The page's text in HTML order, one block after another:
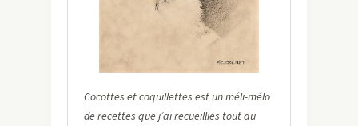
Cocottes et coquillettes est un méli-mélo
de recettes que j’ai recueillies tout au